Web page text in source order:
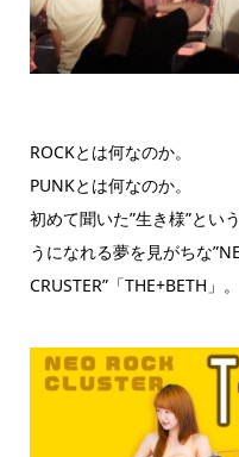
ROCKとは何なのか。
PUNKとは何なのか。
初めて聞いた”生き様”とい
うになれる夢を見がちな
CRUSTER”「THE+BETH」。